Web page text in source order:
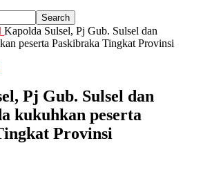
Kapolda Sulsel, Pj Gub. Sulsel dan
peserta Paskibraka Tingkat Provinsi
Pj Gub. Sulsel dan
kukuhkan peserta
Provinsi